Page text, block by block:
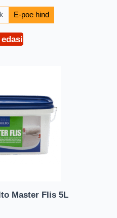
Master Flis 5L